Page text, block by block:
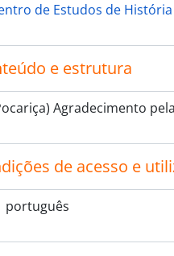
de Estudos de História
e estrutura
Agradecimento
de acesso e
português